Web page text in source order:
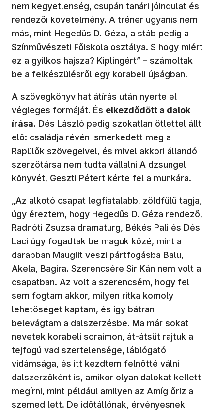
nem kegyetlenség, csupán tanári jóindulat és
rendezői követelmény. A tréner ugyanis nem
más, mint Hegedűs D. Géza, a stáb pedig a
Színművészeti Főiskola osztálya. S hogy miért
ez a gyilkos hajsza? Kiplingért” – számoltak
be a felkészülésről egy korabeli újságban.
A szövegkönyv hat átírás után nyerte el
végleges formáját. És elkezdődött a dalok
írása. Dés László pedig szokatlan ötlettel állt
elő: családja révén ismerkedett meg a
Rapülők szövegeivel, és mivel akkori állandó
szerzőtársa nem tudta vállalni A dzsungel
könyvét, Geszti Pétert kérte fel a munkára.
„Az alkotó csapat legfiatalabb, zöldfülű tagja,
úgy éreztem, hogy Hegedűs D. Géza rendező,
Radnóti Zsuzsa dramaturg, Békés Pali és Dés
Laci úgy fogadtak be maguk közé, mint a
darabban Mauglit veszi pártfogásba Balu,
Akela, Bagira. Szerencsére Sir Kán nem volt a
csapatban. Az volt a szerencsém, hogy fel
sem fogtam akkor, milyen ritka komoly
lehetőséget kaptam, és így bátran
belevágtam a dalszerzésbe. Ma már sokat
nevetek korabeli soraimon, át-átsüt rajtuk a
tejfogú vad szertelensége, láblógató
vidámsága, és itt kezdtem felnőtté válni
dalszerzőként is, amikor olyan dalokat kellett
megírni, mint például amilyen az Amíg őriz a
szemed lett. De időtállónak, érvényesnek